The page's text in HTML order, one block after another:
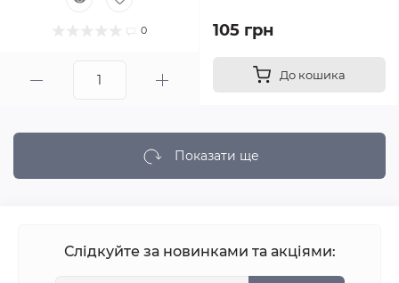
0 105 грн
До кошика
Показати ще
Слідкуйте за новинками та акціями: